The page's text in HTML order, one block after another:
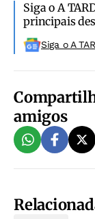
Siga o A
principais
Siga o A
amigos